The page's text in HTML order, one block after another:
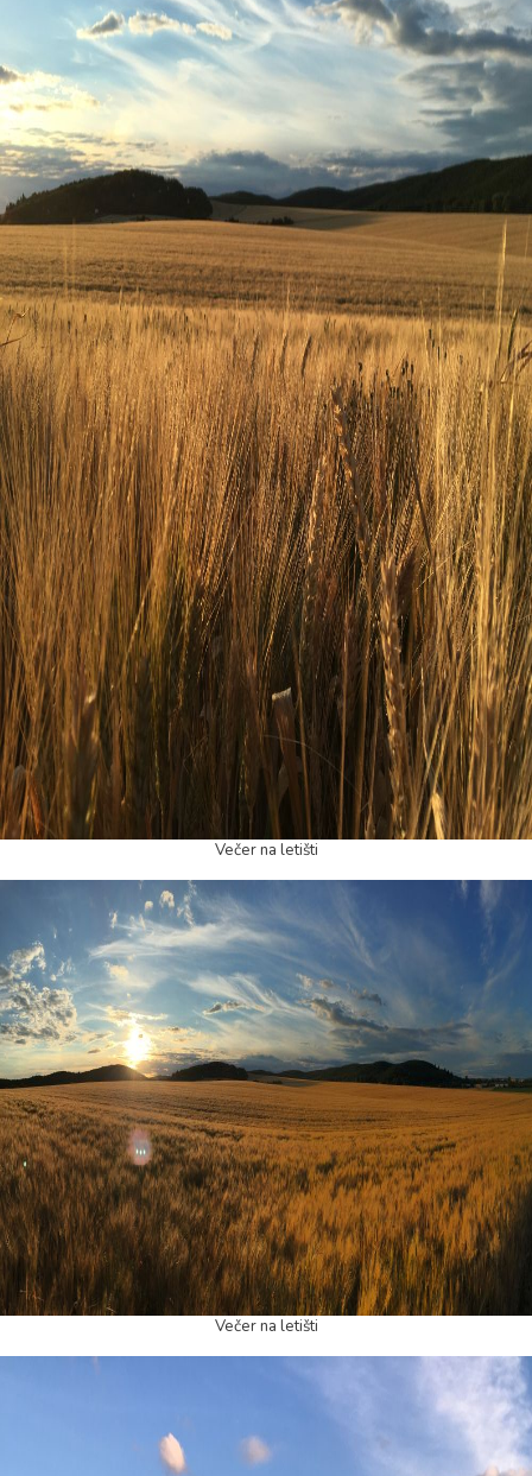
Večer na letišti
Večer na letišti